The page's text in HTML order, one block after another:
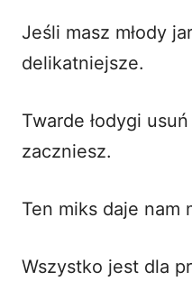
Jeśli masz młody
delikatniejsze.
Twarde łodygi
zaczniesz.
Ten miks daje nam
Wszystko jest dla